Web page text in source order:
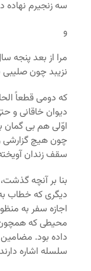
سه زنجیرم
و
مرا از بعد پنجه
نزیبد چون صلیبی
که دومی قطعاً
دیوان خاقانی و
اوّلی هم بی
چون هیچ گزارشی
سقف زندان
بنا بر آنچه
دیگری که خطاب
اجازه سفر به
محیطی که همچون
داده بود.
سلسله اشاره